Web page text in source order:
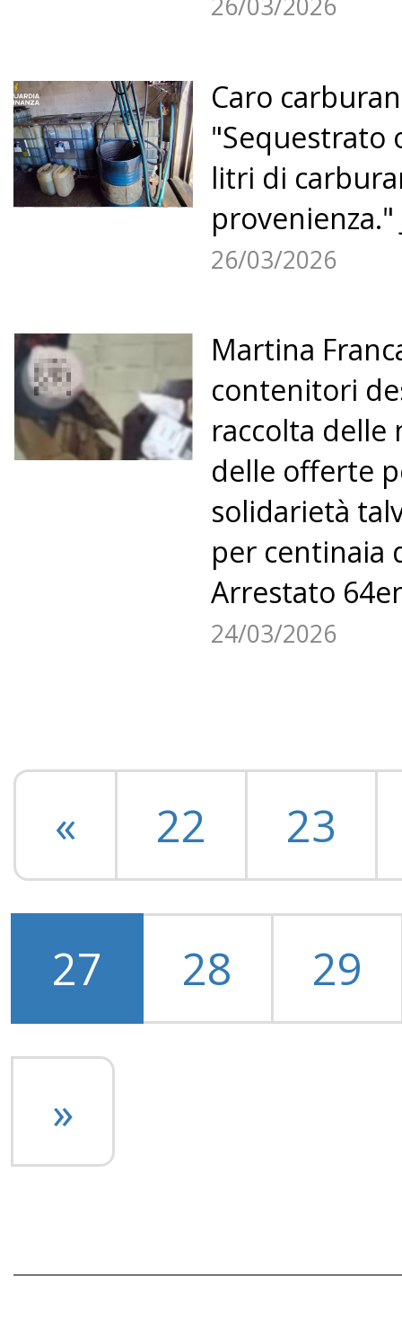
26/03/2026
Caro
"Sequestrato
litri di
provenienza."
26/03/2026
Martina
contenitori
raccolta delle
delle offerte
solidarietà
per centinaia
Arrestato
24/03/2026